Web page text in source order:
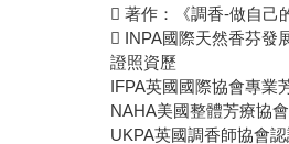
 著作：《調香-做自己
 INPA國際天然香芬發
證照資歷
IFPA英國國際協會專業
NAHA美國整體芳療協
UKPA英國調香師協會